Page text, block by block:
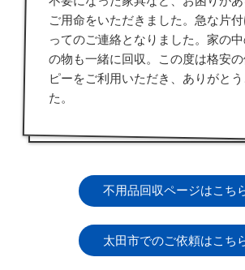
ご用命をいただきました。急な片
ってのご連絡となりました。家の
の物も一緒に回収。この度は格安
ピーをご利用いただき、ありがと
た。
不用品回収ページはこち
太田市でのご依頼はこち